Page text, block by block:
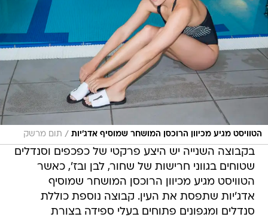
הטוויסט מגיע מכיוון הרוכסן המושחר שמוסיף אדג'יות / תום מרשק
בקבוצה השנייה יש היצע פרקטי של כפכפים וסנדלים
שטוחים בגווני חרישות של שחור, לבן ובז', כאשר
הטוויסט מגיע מכיוון הרוכסן המושחר שמוסיף
אדג'יות שתפסת את העין. קבוצה נוספת כוללת
סנדלים ומגפונים פתוחים בעלי ספידה בצורת